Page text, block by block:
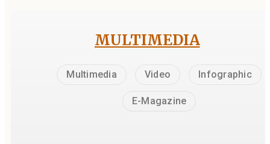
MULTIMEDIA
Multimedia Video Infographic
E-Magazine